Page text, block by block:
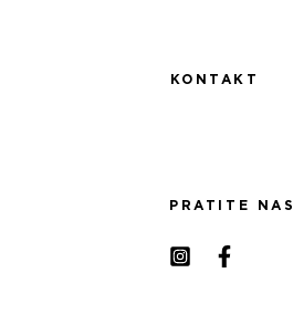
KONTAKT
PRATITE NAS